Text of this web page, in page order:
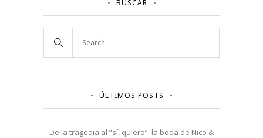
BUSCAR
ÚLTIMOS POSTS
De la tragedia al “sí, quiero”: la boda de Nico &